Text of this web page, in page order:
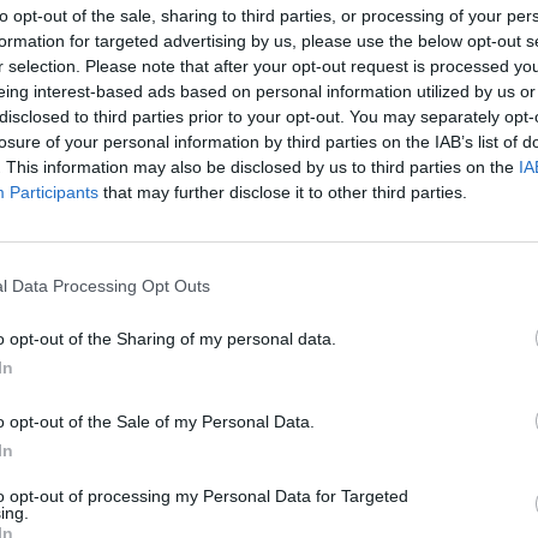
opt-out of the sale, sharing to third parties, or processing of your
for targeted advertising by us, please use the below opt-out
selection. Please note that after your opt-out request is processed
interest-based ads based on personal information utilized by us
to third parties prior to your opt-out. You may separately
of your personal information by third parties on the IAB’s list of
This information may also be disclosed by us to third parties on the
Participants that may further disclose it to other third parties.
Data Processing Opt Outs
opt-out of the Sharing of my personal data.
opt-out of the Sale of my Personal Data.
opt-out of processing my Personal Data for Targeted
περιστατικό έγινε χθες το βράδυ. Οι
άνδρες -ο δολοφονημένος και οι δύο
σε σπίτι ενός Ρομάστην περιοχή των
ουσίες που φέρεται να είχε κρύψει στο
υπήρχαν τα ναρκωτικά που περίμεναν να
το θύμα, άρπαξε το όπλο του τρίτου
στο κεφάλι,
άλλος που ήταν παρών στο έγκλημα έχουν
στους αστυνομικούς